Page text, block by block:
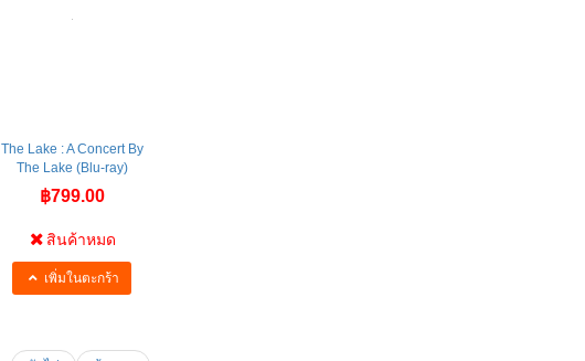
The Lake : A Concert By
The Lake (Blu-ray)
฿799.00
สินค้าหมด
เพิ่มในตะกร้า